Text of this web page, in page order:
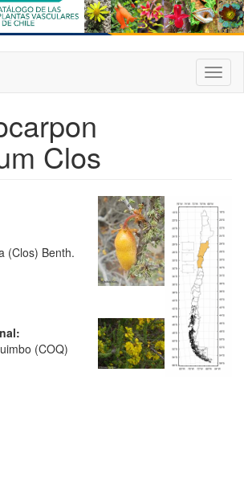
Clos
(Clos) Benth.
(COQ)